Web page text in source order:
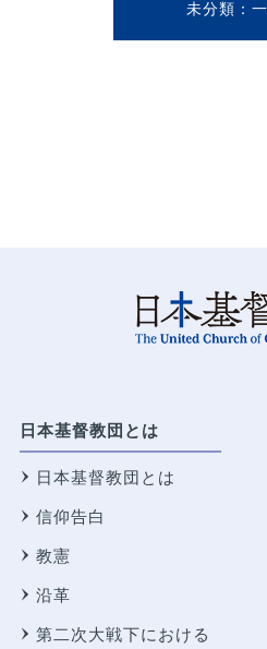
未分類
日本基督教団とは
日本基督教団とは
信仰告白
教憲
沿革
第二次大戦下における